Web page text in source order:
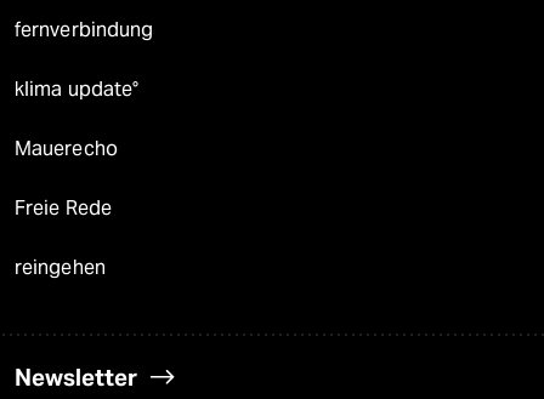
fernverbindung
klima update°
Mauerecho
Freie Rede
reingehen
Newsletter